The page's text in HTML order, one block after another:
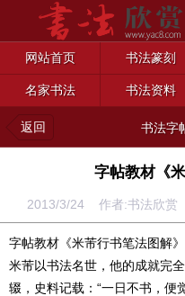
网站首页 书法篆刻
名家书法 书法资料
返回 书法字
字帖教材《
2013/3/24 作者:书法欣
字帖教材《米芾行书笔法图解》
米芾以书法名世，他的成就完
辍，史料记载：“一日不书，便